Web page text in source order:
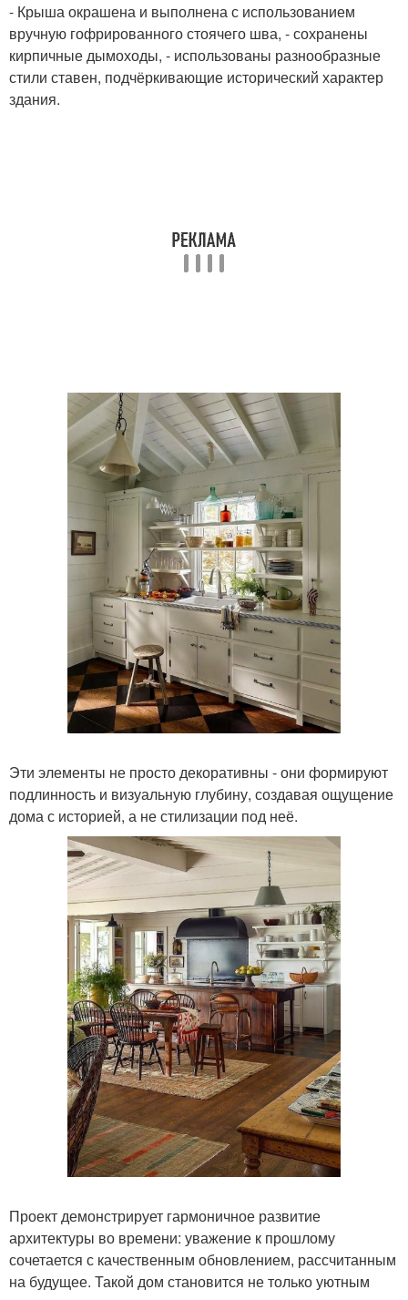
- Крыша окрашена и выполнена с использованием
вручную гофрированного стоячего шва, - сохранены
кирпичные дымоходы, - использованы разнообразные
стили ставен, подчёркивающие исторический характер
здания.
Эти элементы не просто декоративны - они формируют
подлинность и визуальную глубину, создавая ощущение
дома с историей, а не стилизации под неё.
Проект демонстрирует гармоничное развитие
архитектуры во времени: уважение к прошлому
сочетается с качественным обновлением, рассчитанным
на будущее. Такой дом становится не только уютным